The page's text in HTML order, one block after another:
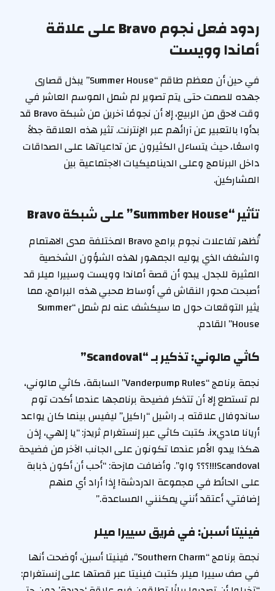
ردود فعل نجوم Bravo على علاقة
أماندا وويست
في حين أن معظم طاقم “Summer House” يبذل قصارى
جهده للصمت حتى يتم تصوير لم شمل الموسم العاشر في
وقت لاحق من الربيع، إلا أن نجومًا آخرين من شبكة Bravo قد
بدأوا بالتعبير عن آرائهم عبر الإنترنت. تثير هذه العلاقة جدلاً
واسعًا، حيث يتساءل الكثيرون عن تداعياتها على الصداقات
داخل البرنامج وعلى الديناميكيات الاجتماعية بين
المشاركين.
تأثير “Summber House” على شبكة Bravo
تُظهر تفاعلات نجوم برامج Bravo المختلفة مدى الاهتمام
والشغف الذي يوليه الجمهور لهذه الشؤون الشخصية
المثيرة للجدل. يبدو أن قصة أماندا وويست وسييرا ميلر قد
أصبحت محور النقاش في أوساط محبي هذه البرامج، مما
يثير التوقعات حول ما سيكشف عنه لم شمل “Summer
House” القادم.
كاثي مالوني: تذكير بـ “Scandoval”
نجمة برنامج “Vanderpump Rules” السابقة، كاثي مالوني،
لم تستطع إلا أن تتذكر فضيحة برنامجها عندما أكدت توم
ساندوفال علاقته بـ راشيل “راكيل” ليفيس بينما كان يواعد
أريانا ماديix. كتبت كاثي عبر إنستغرام ثريدز: “يا إلهي، إذن
هكذا يبدو الأمر عندما تكونون على الجانب الآخر من فضيحة
Scandoval!!!؟؟؟ واو”. وأضافت مازحة: “أحب أن أكون ذبابة
على الحائط في مجموعة الدردشة! إذا أراد أي منهم
إضافتي، أعتقد أنني يمكنني المساعدة.”
فينيتا أسبن: في فريق سييرا ميلر
نجمة برنامج “Southern Charm”، فينيتا أسبن، أوضحت أنها
في صف سييرا ميلر. كتبت فينيتا عبر قصتها على إنستغرام: